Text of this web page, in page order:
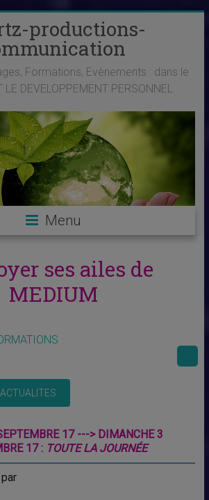
productions-
Formations, Evènements : dans le
LE DEVELOPPEMENT PERSONNEL
Menu
ses ailes de
MEDIUM
17 ---> DIMANCHE 3
17 : TOUTE LA JOURNÉE